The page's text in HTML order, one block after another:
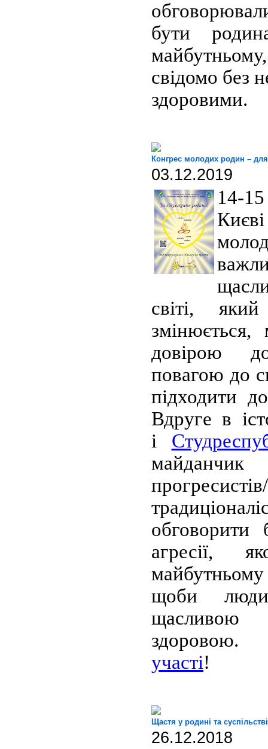
бути
свідомо без
здоровими.
Конгрес молодих родин –
03.12.2019
14-
світі,
довірою
повагою до
підходити
Вдруге в
і
обговорити
агресії,
щоби
участі!
Щастя у родині та
26.12.2018